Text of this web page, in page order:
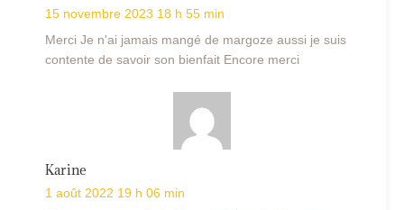
15 novembre 2023 18 h 55 min
Merci Je n'ai jamais mangé de margoze aussi je suis
contente de savoir son bienfait Encore merci
Karine
1 août 2022 19 h 06 min